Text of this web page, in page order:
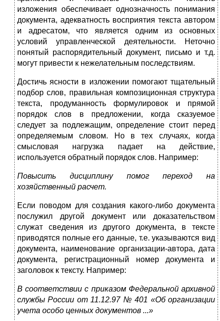
изложения обеспечивает однозначность понимания
документа, адекватность восприятия текста автором
и адресатом, что является одним из основных
условий управленческой деятельности. Неточно
понятый распорядительный документ, пись­мо и т.д.
могут привести к нежелательным последствиям.
Достичь ясности в изложении помогают тщательный
подбор слов, правильная композиционная структура
текста, продуман­ность формулировок и прямой
порядок слов в предложении, когда сказуемое
следует за подлежащим, определение стоит пе­ред
определяемым словом. Но в тех случаях, когда
смысловая нагрузка падает на действие,
используется обратный порядок слов. Например:
Повысить дисциплину помог переход на
хозяйственный расчет.
Если поводом для создания какого-либо документа
послу­жил другой документ или доказательством
служат сведения из другого документа, в тексте
приводятся полные его данные, т.е. указываются вид
документа, наименование организации-автора, дата
документа, регистрационный номер документа и
заголовок к тексту. Например:
В соответствии с приказом Федеральной архивной
службы России от 11.12.97 № 401 «Об организации
учета особо ценных документов ...»